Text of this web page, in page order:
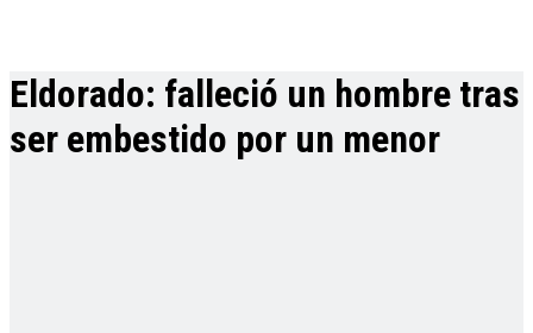
Eldorado: falleció un hombre tras
ser embestido por un menor